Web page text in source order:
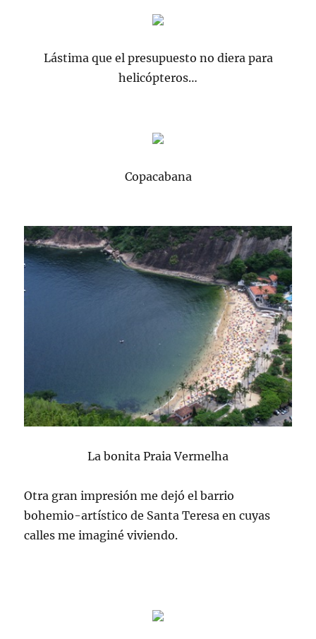
Lástima que el presupuesto no diera para
helicópteros…
Copacabana
La bonita Praia Vermelha
Otra gran impresión me dejó el barrio
bohemio-artístico de Santa Teresa en cuyas
calles me imaginé viviendo.